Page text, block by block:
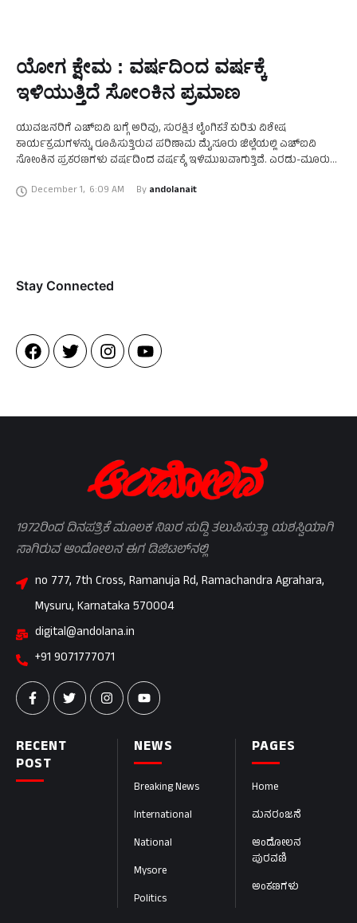
ಯೋಗ ಕ್ಷೇಮ : ವರ್ಷದಿಂದ ವರ್ಷಕ್ಕೆ
ಇಳಿಯುತ್ತಿದೆ ಸೋಂಕಿನ ಪ್ರಮಾಣ
ಯುವಜನರಿಗೆ ಎಚ್‌ಐವಿ ಬಗ್ಗೆ ಅರಿವು, ಸುರಕ್ಷಿತ ಲೈಂಗಿಕತೆ ಕುರಿತು ವಿಶೇಷ
ಕಾರ್ಯಕ್ರಮಗಳನ್ನು ರೂಪಿಸುತ್ತಿರುವ ಪರಿಣಾಮ ಮೈಸೂರು ಜಿಲ್ಲೆಯಲ್ಲಿ ಎಚ್‌ಐವಿ
ಸೋಂಕಿನ ಪ್ರಕರಣಗಳು ವರ್ಷದಿಂದ ವರ್ಷಕ್ಕೆ ಇಳಿಮುಖವಾಗುತ್ತಿವೆ. ಎರಡು-ಮೂರು
ಪ್ರಮಾಣ ನೋಡಿದರೆ …
December 1, 6:09 AM By andolanait
Stay Connected​
PAGES
Home
ಮನರಂಜನೆ
ಆಂದೋಲನ
ಪುರವಣಿ
ಅಂಕಣಗಳು
NEWS
Breaking News
International
National
Mysore
Politics
RECENT
POST
1972ರಿಂದ ದಿನಪತ್ರಿಕೆ ಮೂಲಕ ನಿಖರ ಸುದ್ದಿ ತಲುಪಿಸುತ್ತಾ ಯಶಸ್ವಿಯಾಗಿ
ಸಾಗಿರುವ ಆಂದೋಲನ ಈಗ ಡಿಜಿಟಲ್‌ನಲ್ಲಿ
no 777, 7th Cross, Ramanuja Rd, Ramachandra Agrahara,
Mysuru, Karnataka 570004
digital@andolana.in
+91 9071777071